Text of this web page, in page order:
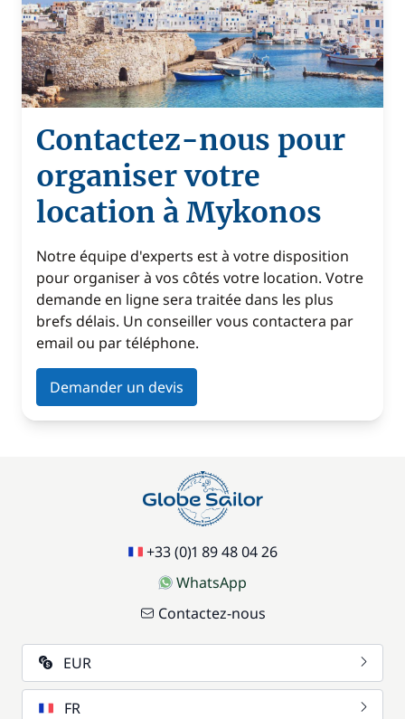
Contactez-nous pour
organiser votre
location à Mykonos
Notre équipe d'experts est à votre disposition
pour organiser à vos côtés votre location. Votre
demande en ligne sera traitée dans les plus
brefs délais. Un conseiller vous contactera par
email ou par téléphone.
Demander un devis
+33 (0)1 89 48 04 26
WhatsApp
Contactez-nous
EUR
FR